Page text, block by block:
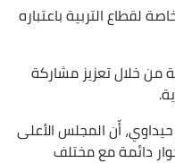
لقطاع التربية باعتباره
خلال تعزيز مشاركة
أّن المجلس الأعلى
دائمة مع مختلف